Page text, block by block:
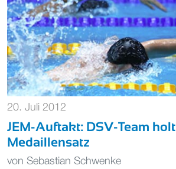
20. Juli 2012
JEM-Auftakt: DSV-Team holt
Medaillensatz
von Sebastian Schwenke